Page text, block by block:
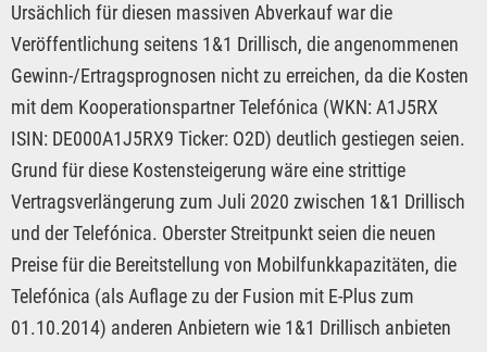
Ursächlich für diesen massiven Abverkauf war die
Veröffentlichung seitens 1&1 Drillisch, die angenommenen
Gewinn-/Ertragsprognosen nicht zu erreichen, da die Kosten
mit dem Kooperationspartner Telefónica (WKN: A1J5RX
ISIN: DE000A1J5RX9 Ticker: O2D) deutlich gestiegen seien.
Grund für diese Kostensteigerung wäre eine strittige
Vertragsverlängerung zum Juli 2020 zwischen 1&1 Drillisch
und der Telefónica. Oberster Streitpunkt seien die neuen
Preise für die Bereitstellung von Mobilfunkkapazitäten, die
Telefónica (als Auflage zu der Fusion mit E-Plus zum
01.10.2014) anderen Anbietern wie 1&1 Drillisch anbieten